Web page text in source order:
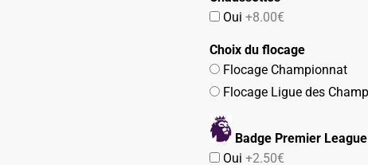
Oui+8.00€
Choix du flocage
Flocage Championnat
Flocage Ligue des
Badge Premier League
Oui+2.50€